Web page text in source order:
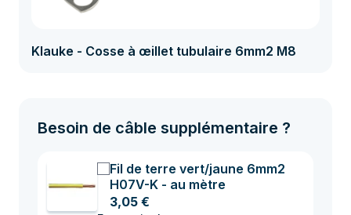
Klauke - Cosse à œillet tubulaire 6mm2 M8
Besoin de câble supplémentaire ?
Fil de terre vert/jaune 6mm2
H07V-K - au mètre
3,05 €